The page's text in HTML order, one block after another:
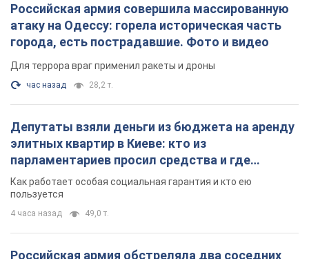
Российская армия совершила массированную
атаку на Одессу: горела историческая часть
города, есть пострадавшие. Фото и видео
Для террора враг применил ракеты и дроны
час назад 28,2 т.
Депутаты взяли деньги из бюджета на аренду
элитных квартир в Киеве: кто из
парламентариев просил средства и где
поселился
Как работает особая социальная гарантия и кто ею
пользуется
4 часа назад 49,0 т.
Российская армия обстреляла два соседних